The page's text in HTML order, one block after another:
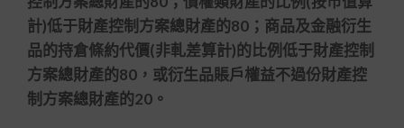
計)低于財產控制方案總財產的80；商品及金融衍生
品的持倉條約代價(非軋差算計)的比例低于財產控制
方案總財產的80，或衍生品賬戶權益不過份財產控
制方案總財產的20。